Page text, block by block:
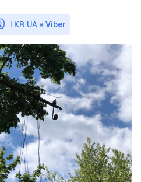
1KR.UA вViber